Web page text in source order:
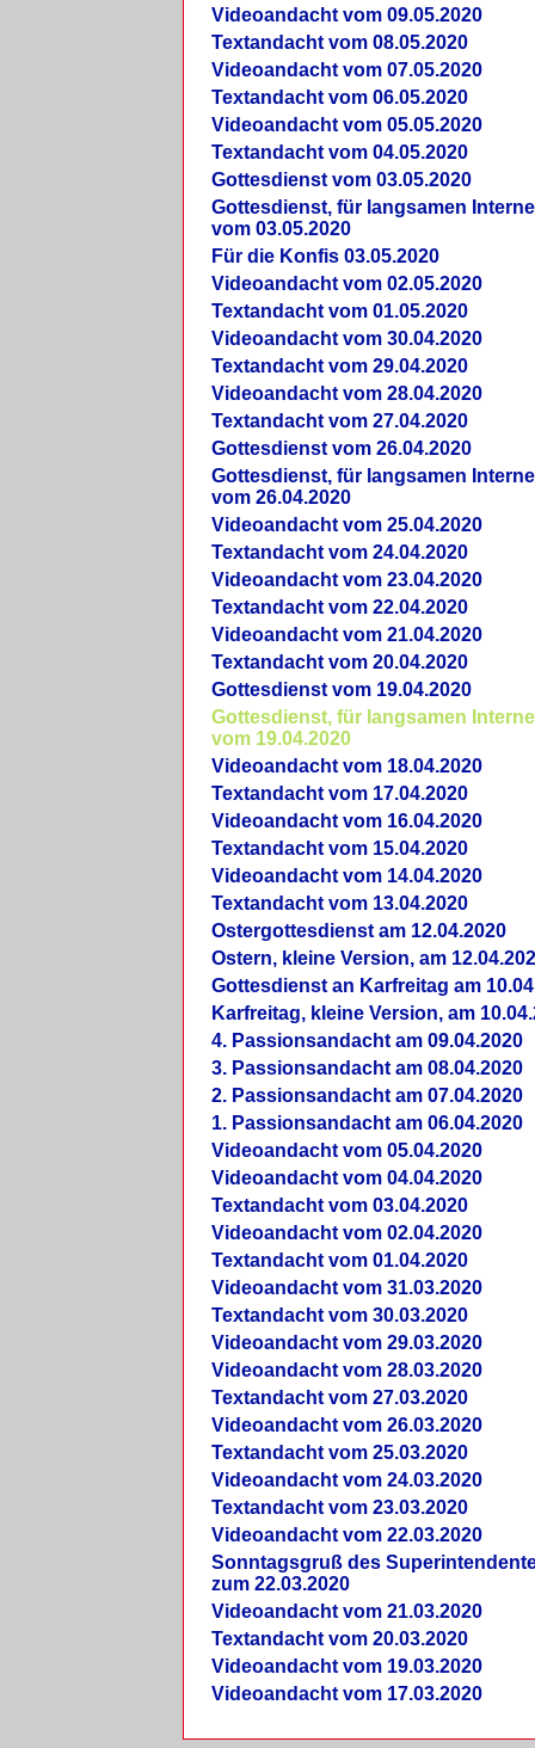
Videoandacht vom 09.05.2020
Textandacht vom 08.05.2020
Videoandacht vom 07.05.2020
Textandacht vom 06.05.2020
Videoandacht vom 05.05.2020
Textandacht vom 04.05.2020
Gottesdienst vom 03.05.2020
Gottesdienst, für langsamen
vom 03.05.2020
Für die Konfis 03.05.2020
Videoandacht vom 02.05.2020
Textandacht vom 01.05.2020
Videoandacht vom 30.04.2020
Textandacht vom 29.04.2020
Videoandacht vom 28.04.2020
Textandacht vom 27.04.2020
Gottesdienst vom 26.04.2020
Gottesdienst, für langsamen
vom 26.04.2020
Videoandacht vom 25.04.2020
Textandacht vom 24.04.2020
Videoandacht vom 23.04.2020
Textandacht vom 22.04.2020
Videoandacht vom 21.04.2020
Textandacht vom 20.04.2020
Gottesdienst vom 19.04.2020
Gottesdienst, für langsamen
vom 19.04.2020
Videoandacht vom 18.04.2020
Textandacht vom 17.04.2020
Videoandacht vom 16.04.2020
Textandacht vom 15.04.2020
Videoandacht vom 14.04.2020
Textandacht vom 13.04.2020
Ostergottesdienst am 12.04.2020
Ostern, kleine Version, am
Gottesdienst an Karfreitag am
Karfreitag, kleine Version, am
4. Passionsandacht am 09.04.2020
3. Passionsandacht am 08.04.2020
2. Passionsandacht am 07.04.2020
1. Passionsandacht am 06.04.2020
Videoandacht vom 05.04.2020
Videoandacht vom 04.04.2020
Textandacht vom 03.04.2020
Videoandacht vom 02.04.2020
Textandacht vom 01.04.2020
Videoandacht vom 31.03.2020
Textandacht vom 30.03.2020
Videoandacht vom 29.03.2020
Videoandacht vom 28.03.2020
Textandacht vom 27.03.2020
Videoandacht vom 26.03.2020
Textandacht vom 25.03.2020
Videoandacht vom 24.03.2020
Textandacht vom 23.03.2020
Videoandacht vom 22.03.2020
Sonntagsgruß des
zum 22.03.2020
Videoandacht vom 21.03.2020
Textandacht vom 20.03.2020
Videoandacht vom 19.03.2020
Videoandacht vom 17.03.2020